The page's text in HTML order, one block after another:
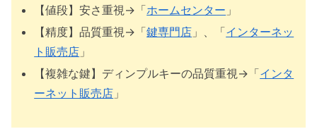
【値段】安さ重視→「ホームセンター 」
【精度】品質重視→「鍵専門店 」、「インターネッ
ト販売店 」
【複雑な鍵】ディンプルキーの品質重視→「インタ
ーネット販売店 」